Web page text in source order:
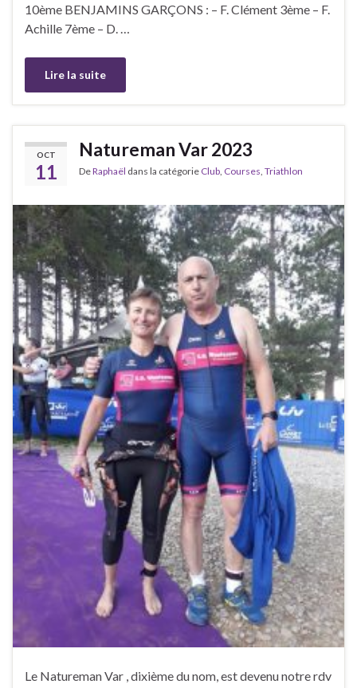
10ème BENJAMINS GARÇONS : – F. Clément 3ème – F.
Achille 7ème – D. …
Lire la suite
OCT
11
Natureman Var 2023
DeRaphaël dans la catégorie Club Courses Triathlon
Le Natureman Var , dixième du nom, est devenu notre rdv